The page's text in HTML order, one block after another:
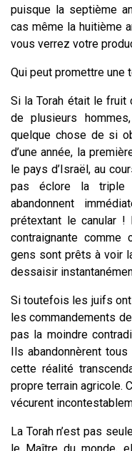
puisque la septième
cas même la huitième
vous verrez votre
Qui peut promettre une
Si la Torah était le fruit
de plusieurs
quelque chose de si
d’une année, la
le pays d’Israël, au
pas éclore la triple
abandonnent
prétextant le canular !
contraignante
gens sont prêts à voir
dessaisir
Si toutefois les juifs
les commandements
pas la moindre
Ils abandonnèrent
cette réalité
propre terrain agricole.
vécurent
La Torah n’est pas
le Maître du monde,